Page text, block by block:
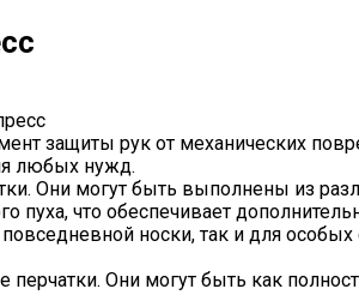
защиты рук от механических
любых нужд.
Они могут быть выполнены из
пуха, что обеспечивает
носки, так и для
перчатки. Они могут быть как